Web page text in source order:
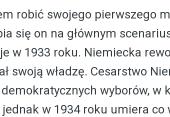
robić swojego pierwszego
się on na głównym
w 1933 roku. Niemiecka
swoją władzę. Cesarstwo
wyborów, w
w 1934 roku umiera